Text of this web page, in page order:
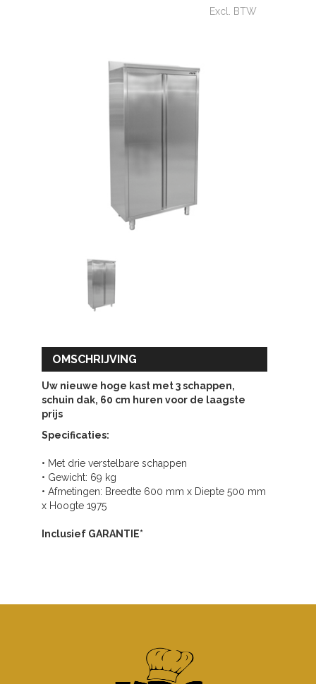
Excl. BTW
OMSCHRIJVING
Uw nieuwe hoge kast met 3 schappen,
schuin dak, 60 cm huren voor de laagste
prijs
Specificaties:
• Met drie verstelbare schappen
• Gewicht: 69 kg
• Afmetingen: Breedte 600 mm x Diepte 500 mm
x Hoogte 1975
Inclusief GARANTIE*